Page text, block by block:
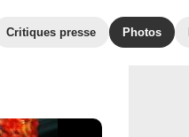
Critiques presse Photos